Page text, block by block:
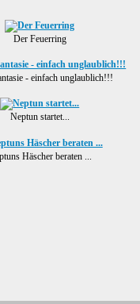
Der Feuerring
- einfach unglaublich!!!
Neptun startet...
Häscher beraten ...